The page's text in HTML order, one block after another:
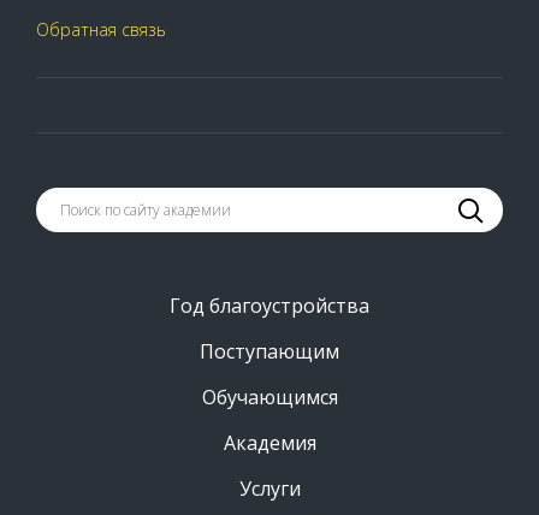
Обратная связь
Год благоустройства
Поступающим
Обучающимся
Академия
Услуги